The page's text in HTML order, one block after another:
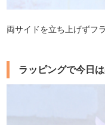
両サイドを立ち上げずフ
ラッピングで今日